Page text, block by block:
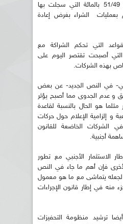
للتمويل الداخلي و قاعدة 51/49 بالمائة التي سجلت بها
بعمليات الشراء بغرض إعادة
التي تحكم الشراكة مع
أصبحت تقتصر اليوم على
بهذه الشركات.
في النص الجديد- عن بعض
و عدم الجدوى مما أصبح يؤثر
مثلما هو الحال بالنسبة لقاعدة
و إلزامية الإعلام حول حركات
الشركات الخاضعة للقانون
أجنبية.
الاستثمار الأجنبي مع تطور
فإن أهم ما جاء في النص
لجعله يتماشى مع ما هو معمول
منه في إطار قانون الإجراءات
ترشيد منظومة التحفيزات